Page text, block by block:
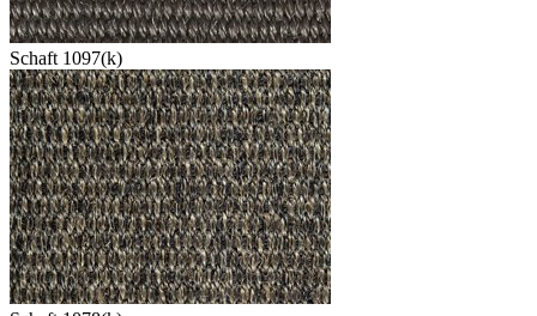
Schaft 1097(k)